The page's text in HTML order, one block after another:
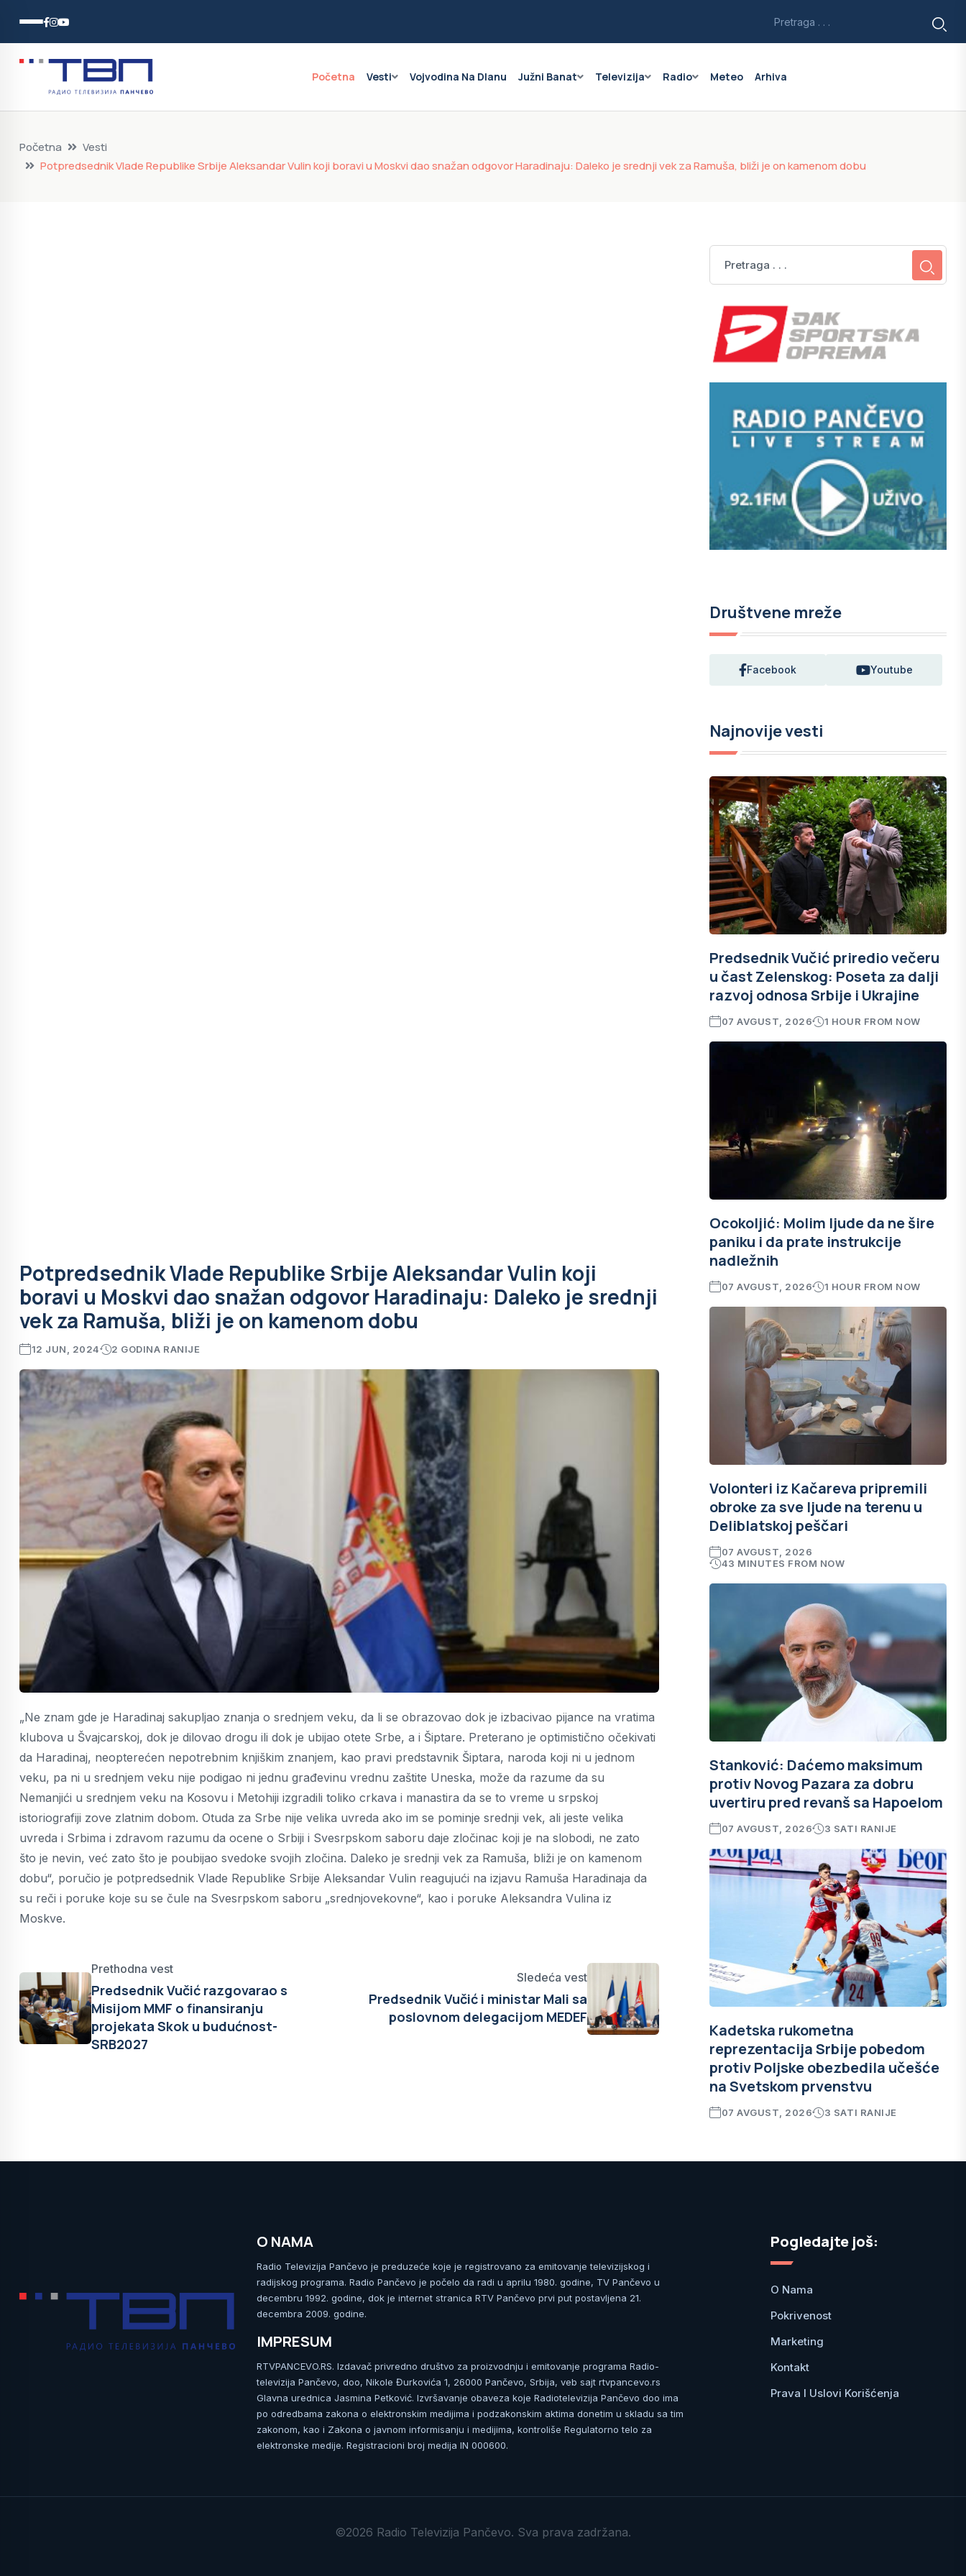
Početna Vesti Vojvodina Na Dlanu Južni Banat Televizija Radio Meteo Arhiva
Početna
Vesti
Potpredsednik Vlade Republike Srbije Aleksandar Vulin koji boravi u Moskvi dao snažan odgovor Haradinaju: Daleko je srednji vek za Ramuša, bliži je on kamenom dobu
Potpredsednik Vlade Republike Srbije Aleksandar Vulin koji
boravi u Moskvi dao snažan odgovor Haradinaju: Daleko je srednji
vek za Ramuša, bliži je on kamenom dobu
12 JUN, 2024 2 GODINA RANIJE
„Ne znam gde je Haradinaj sakupljao znanja o srednjem veku, da li se obrazovao dok je izbacivao pijance na vratima
klubova u Švajcarskoj, dok je dilovao drogu ili dok je ubijao otete Srbe, a i Šiptare. Preterano je optimistično očekivati
da Haradinaj, neopterećen nepotrebnim knjiškim znanjem, kao pravi predstavnik Šiptara, naroda koji ni u jednom
veku, pa ni u srednjem veku nije podigao ni jednu građevinu vrednu zaštite Uneska, može da razume da su
Nemanjići u srednjem veku na Kosovu i Metohiji izgradili toliko crkava i manastira da se to vreme u srpskoj
istoriografiji zove zlatnim dobom. Otuda za Srbe nije velika uvreda ako im se pominje srednji vek, ali jeste velika
uvreda i Srbima i zdravom razumu da ocene o Srbiji i Svesrpskom saboru daje zločinac koji je na slobodi, ne zato
što je nevin, već zato što je poubijao svedoke svojih zločina. Daleko je srednji vek za Ramuša, bliži je on kamenom
dobu“, poručio je potpredsednik Vlade Republike Srbije Aleksandar Vulin reagujući na izjavu Ramuša Haradinaja da
su reči i poruke koje su se čule na Svesrpskom saboru „srednjovekovne“, kao i poruke Aleksandra Vulina iz
Moskve.
Prethodna vest
Predsednik Vučić razgovarao s
Misijom MMF o finansiranju
projekata Skok u budućnost-
SRB2027
Sledeća vest
Predsednik Vučić i ministar Mali sa
poslovnom delegacijom MEDEF
Društvene mreže
Facebook Youtube
Najnovije vesti
Predsednik Vučić priredio večeru
u čast Zelenskog: Poseta za dalji
razvoj odnosa Srbije i Ukrajine
07 AVGUST, 2026 1 HOUR FROM NOW
Ocokoljić: Molim ljude da ne šire
paniku i da prate instrukcije
nadležnih
07 AVGUST, 2026 1 HOUR FROM NOW
Volonteri iz Kačareva pripremili
obroke za sve ljude na terenu u
Deliblatskoj peščari
07 AVGUST, 2026
43 MINUTES FROM NOW
Stanković: Daćemo maksimum
protiv Novog Pazara za dobru
uvertiru pred revanš sa Hapoelom
07 AVGUST, 2026 3 SATI RANIJE
Kadetska rukometna
reprezentacija Srbije pobedom
protiv Poljske obezbedila učešće
na Svetskom prvenstvu
07 AVGUST, 2026 3 SATI RANIJE
O NAMA
Radio Televizija Pančevo je preduzeće koje je registrovano za emitovanje televizijskog i
radijskog programa. Radio Pančevo je počelo da radi u aprilu 1980. godine, TV Pančevo u
decembru 1992. godine, dok je internet stranica RTV Pančevo prvi put postavljena 21.
decembra 2009. godine.
IMPRESUM
RTVPANCEVO.RS. Izdavač privredno društvo za proizvodnju i emitovanje programa Radio-
televizija Pančevo, doo, Nikole Đurkovića 1, 26000 Pančevo, Srbija, veb sajt rtvpancevo.rs
Glavna urednica Jasmina Petković. Izvršavanje obaveza koje Radiotelevizija Pančevo doo ima
po odredbama zakona o elektronskim medijima i podzakonskim aktima donetim u skladu sa tim
zakonom, kao i Zakona o javnom informisanju i medijima, kontroliše Regulatorno telo za
elektronske medije. Registracioni broj medija IN 000600.
Pogledajte još:
O Nama
Pokrivenost
Marketing
Kontakt
Prava I Uslovi Korišćenja
©2026 Radio Televizija Pančevo. Sva prava zadržana.